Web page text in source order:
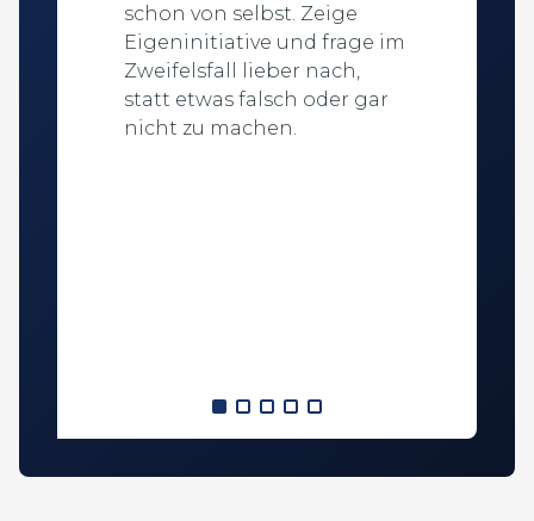
schon von selbst. Zeige
Eigeninitiative und frage im
Zweifelsfall lieber nach,
statt etwas falsch oder gar
nicht zu machen.